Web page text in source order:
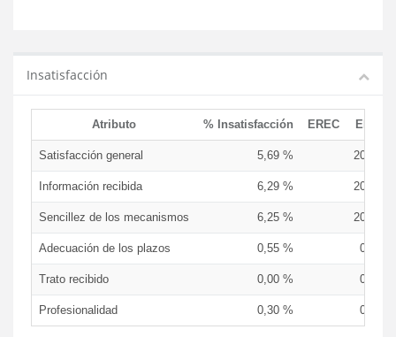
Insatisfacción
Atributo % Insatisfacción EREC EDCEN
Satisfacción general 5,69 % 20,00 %
Información recibida 6,29 % 20,00 %
Sencillez de los mecanismos 6,25 % 20,00 %
Adecuación de los plazos 0,55 % 0,00 %
Trato recibido 0,00 % 0,00 %
Profesionalidad 0,30 % 0,00 %